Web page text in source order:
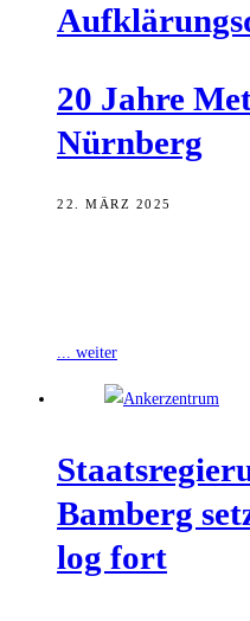
20 Jah­re
Nürnberg
22. MÄRZ 2025
... weiter
Bam­berg
log fort